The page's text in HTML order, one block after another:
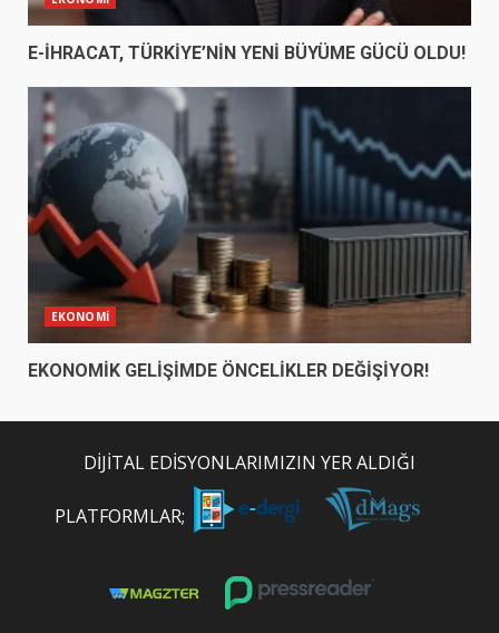
E-İHRACAT, TÜRKİYE’NİN YENİ BÜYÜME GÜCÜ OLDU!
EKONOMİ
EKONOMİK GELİŞİMDE ÖNCELİKLER DEĞİŞİYOR!
DİJİTAL EDİSYONLARIMIZIN YER ALDIĞI
PLATFORMLAR;